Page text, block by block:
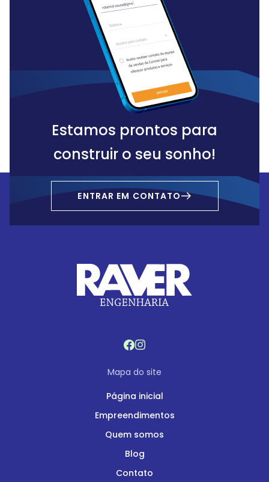
Estamos prontos para
construir o seu sonho!
ENTRAR EM CONTATO
Mapa do site
Página inicial
Empreendimentos
Quem somos
Blog
Contato